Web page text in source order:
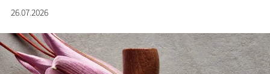
26.07.2026